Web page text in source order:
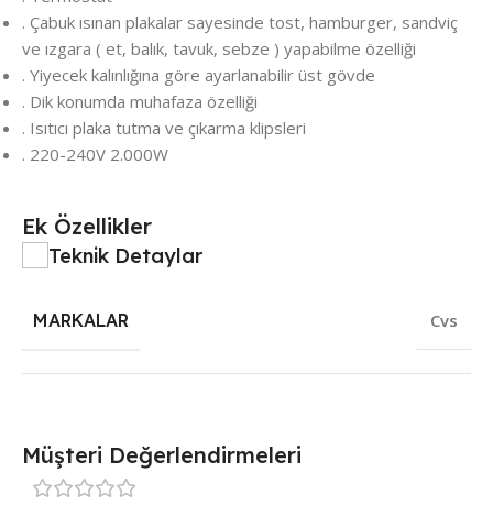
. Çabuk ısınan plakalar sayesinde tost, hamburger, sandviç
ve ızgara ( et, balık, tavuk, sebze ) yapabilme özelliği
. Yiyecek kalınlığına göre ayarlanabilir üst gövde
. Dik konumda muhafaza özelliği
. Isıtıcı plaka tutma ve çıkarma klipsleri
. 220-240V 2.000W
Ek Özellikler
Teknik Detaylar
MARKALAR Cvs
Müşteri Değerlendirmeleri